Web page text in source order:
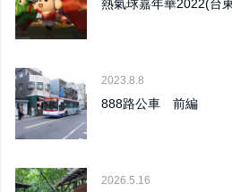
熱氣球嘉年華2022(台
2023.8.8
888路公車 前編
2026.5.16